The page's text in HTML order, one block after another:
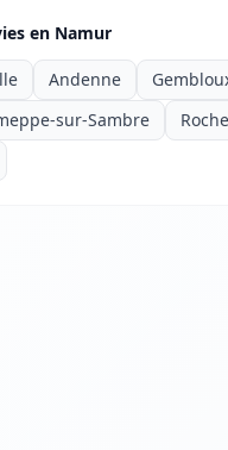
en Namur
Andenne
sur-Sambre